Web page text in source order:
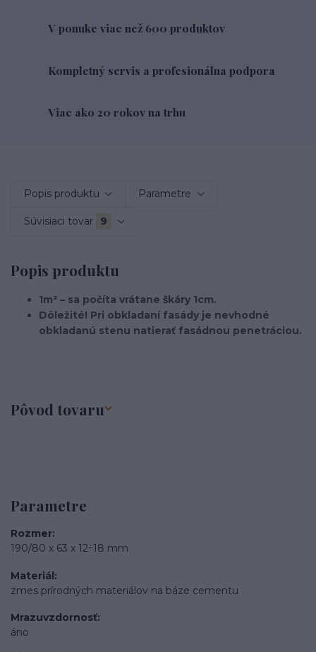
V ponuke viac než 600 produktov
Kompletný servis a profesionálna podpora
Viac ako 20 rokov na trhu
Popis produktu Parametre
Súvisiaci tovar 9
Popis produktu
1m² – sa počíta vrátane škáry 1cm.
Dôležité! Pri obkladaní fasády je nevhodné
obkladanú stenu natierať fasádnou penetráciou.
Pôvod tovaru
Parametre
Rozmer
190/80 x 63 x 12÷18 mm
Materiál
zmes prírodných materiálov na báze cementu
Mrazuvzdornosť
áno